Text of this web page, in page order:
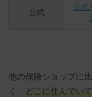
公式
公式
他の保険ショップに
く、
どこに住んでい